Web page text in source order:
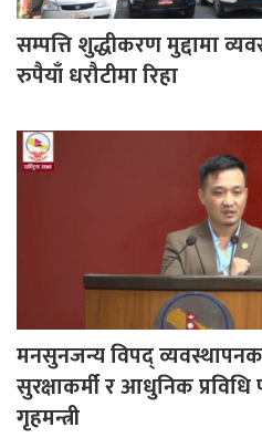
सम्पत्ति शुद्धीकरण मुद्दामा
रुपैयाँ धरौटीमा रिहा
मनसुनजन्य विपद्
सुरक्षाकर्मी र आधुनिक
गृहमन्त्री